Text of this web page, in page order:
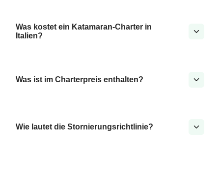
Was kostet ein Katamaran-Charter in
Italien?
Was ist im Charterpreis enthalten?
Wie lautet die Stornierungsrichtlinie?